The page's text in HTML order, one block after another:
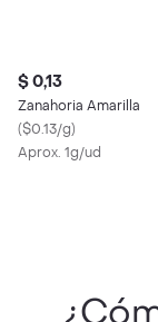
$ 0,13
Zanahoria Amarilla
($0.13/g)
Aprox. 1g/ud